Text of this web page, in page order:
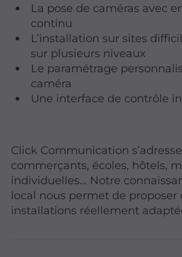
La pose de caméras avec
continu
L’installation sur sites
sur plusieurs niveaux
Le paramétrage
caméra
Une interface de contrôle
Click Communication
commerçants, écoles, hôtels,
individuelles… Notre
local nous permet de proposer
installations réellement